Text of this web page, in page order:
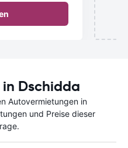
Dschidda
Autovermietungen in
und Preise dieser